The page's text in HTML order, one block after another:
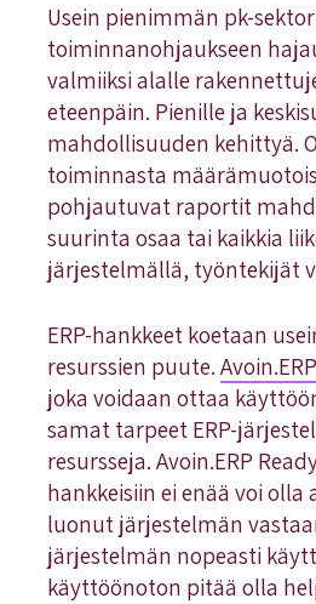
Usein pienimmän pk-
toiminnanohjaukseen
valmiiksi alalle
eteenpäin. Pienille ja
mahdollisuuden kehittyä.
toiminnasta
pohjautuvat raportit
suurinta osaa tai kaikkia
järjestelmällä, työntekijät
ERP-hankkeet koetaan
resurssien puute.
joka voidaan ottaa
samat tarpeet ERP-
resursseja. Avoin.ERP
hankkeisiin ei enää voi
luonut järjestelmän
järjestelmän nopeasti
käyttöönoton pitää olla